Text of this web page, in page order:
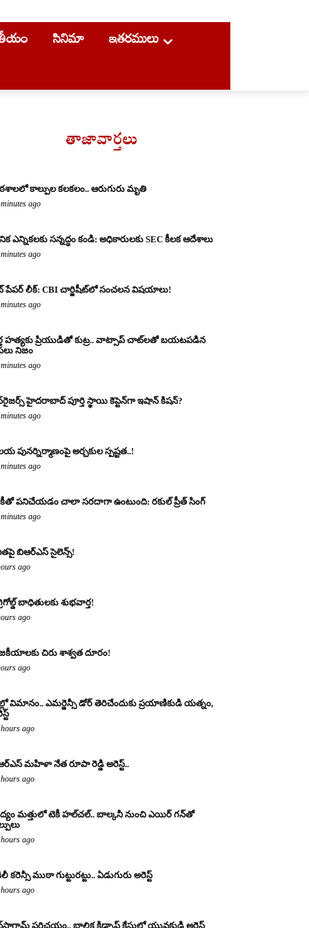
సినిమా ఇతరములు
తాజావార్తలు
కాల్పుల కలకలం.. ఆరుగురు మృతి
ago
ఎన్నికలకు సన్నద్ధం కండి: అధికారులకు SEC కీలక ఆదేశాలు
ago
పేపర్ లీక్: CBI చార్జిషీట్‌లో సంచలన విషయాలు!
ago
హత్యకు ప్రియుడితో కుట్ర.. వాట్సాప్ చాట్‌లతో బయటపడిన
నిజం
ago
హైదరాబాద్ పూర్తి స్థాయి కెప్టెన్‌గా ఇషాన్ కిషన్?
ago
పునర్నిర్మాణంపై అర్చకుల స్పష్టత..!
ago
పనిచేయడం చాలా సరదాగా ఉంటుంది: రకుల్ ప్రీత్ సింగ్
ago
బిఆర్ఎస్ సైలెన్స్!
ago
బాధితులకు శుభవార్త!
ago
చిరు శాశ్వత దూరం!
ago
విమానం.. ఎమర్జెన్సీ డోర్ తెరిచేందుకు ప్రయాణికుడి యత్నం,
ago
మహిళా నేత రూపా రెడ్డి అరెస్ట్..
ago
మత్తులో టెకీ హల్‌చల్.. బాల్కనీ నుంచి ఎయిర్ గన్‌తో
ago
కరెన్సీ ముఠా గుట్టురట్టు.. ఏడుగురు అరెస్ట్
ago
పరిచయం.. బాలిక కిడ్నాప్ కేసులో యువకుడి అరెస్ట్